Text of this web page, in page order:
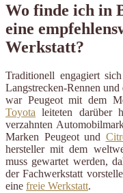
Wo finde ich in
eine
Werkstatt?
Traditionell engagiert
Langstrecken-Rennen
war Peugeot mit dem
Toyota leiteten darüber
verzahnten
Marken Peugeot und
hersteller mit dem
muss gewartet werden,
der Fachwerkstatt
eine freie Werkstatt.